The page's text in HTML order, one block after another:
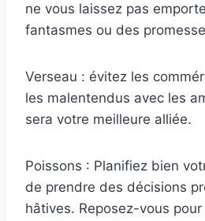
ne vous laissez pas
fantasmes ou des
Verseau : évitez les
les malentendus avec les
sera votre meilleure alliée.
Poissons : Planifiez bien
de prendre des décisions
hâtives. Reposez-vous pour